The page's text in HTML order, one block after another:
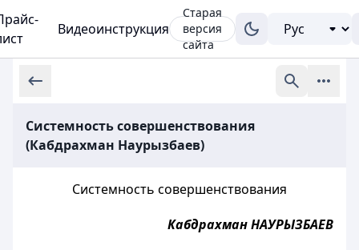
Видеоинструкция
Старая
версия
сайта
Системность совершенствования
(Кабдрахман Наурызбаев)
Системность совершенствования
Кабдрахман НАУРЫЗБАЕВ